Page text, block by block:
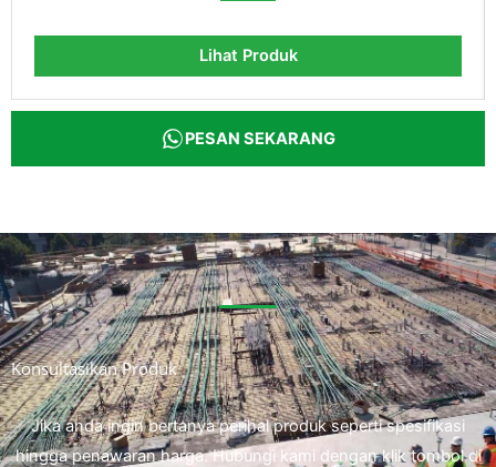
Lihat Produk
PESAN SEKARANG
Konsultasikan Produk
Jika anda ingin bertanya perihal produk seperti spesifikasi
hingga penawaran harga. Hubungi kami dengan klik tombol di